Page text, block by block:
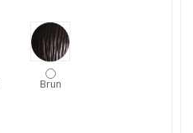
Brun